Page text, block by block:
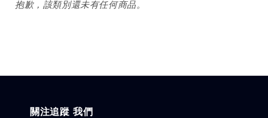
抱歉，該類別還未有任何商品。
關注追蹤 我們